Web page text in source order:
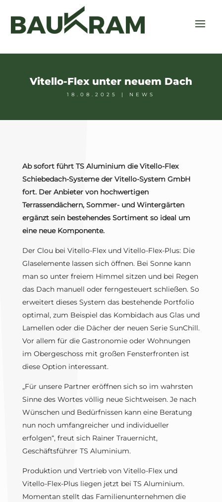
Vitello-Flex unter neuem Dach
18.08.2025 | NEWS
Ab sofort führt TS Aluminium die Vitello-Flex
Schiebedach-Systeme der Vitello-System GmbH
fort. Der Anbieter von hochwertigen
Terrassendächern, Sommer- und Wintergärten
ergänzt sein bestehendes Sortiment so ideal um
eine neue Komponente.
Der Clou bei Vitello-Flex und Vitello-Flex-Plus: Die
Glaselemente lassen sich öffnen. Bei Sonne kann
man so unter freiem Himmel sitzen und bei Regen
das Dach manuell oder ferngesteuert schließen. So
erweitert dieses System das bestehende Portfolio
optimal, zum Beispiel das Kombidach aus Glas und
Lamellen oder die Dächer der neuen Serie SunChill.
Vor allem für die Gastronomie oder Wohnungen
im Obergeschoss mit großen Fensterfronten ist
diese Option interessant.
„Für unsere Partner eröffnen sich so im wahrsten
Sinne des Wortes völlig neue Sichtweisen. Je nach
Wünschen und Bedürfnissen kann eine Beratung
nun noch umfangreicher und individueller
erfolgen“, freut sich Rainer Trauernicht,
Geschäftsführer TS Aluminium.
Produktion und Vertrieb von Vitello-Flex und
Vitello-Flex-Plus liegen jetzt bei TS Aluminium.
Momentan stellt das Familienunternehmen die